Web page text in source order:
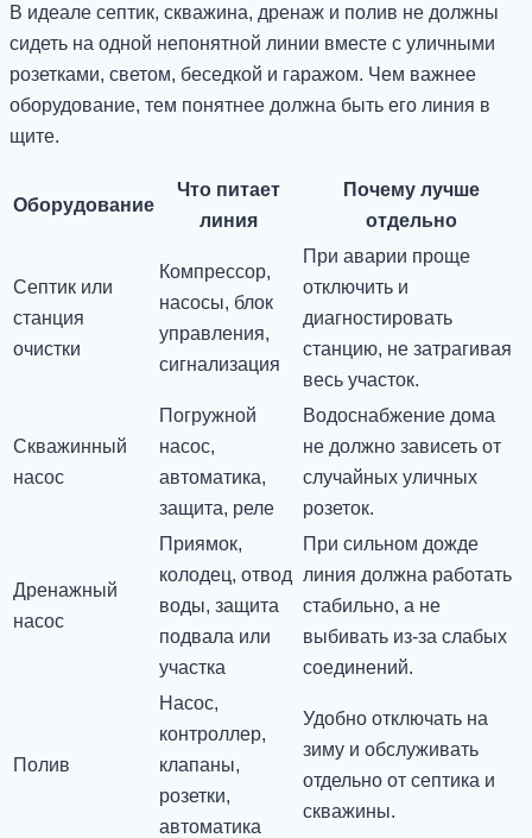
В идеале септик, скважина, дренаж и полив не должны
сидеть на одной непонятной линии вместе с уличными
розетками, светом, беседкой и гаражом. Чем важнее
оборудование, тем понятнее должна быть его линия в
щите.
Оборудование
Что питает
линия
Почему лучше
отдельно
Септик или
станция
очистки
Компрессор,
насосы, блок
управления,
сигнализация
При аварии проще
отключить и
диагностировать
станцию, не затрагивая
весь участок.
Скважинный
насос
Погружной
насос,
автоматика,
защита, реле
Водоснабжение дома
не должно зависеть от
случайных уличных
розеток.
Дренажный
насос
Приямок,
колодец, отвод
воды, защита
подвала или
участка
При сильном дожде
линия должна работать
стабильно, а не
выбивать из-за слабых
соединений.
Полив
Насос,
контроллер,
клапаны,
розетки,
автоматика
Удобно отключать на
зиму и обслуживать
отдельно от септика и
скважины.